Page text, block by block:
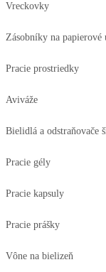
Vreckovky
Zásobníky na papierové
Pracie prostriedky
Aviváže
Bielidlá a odstraňovače
Pracie gély
Pracie kapsuly
Pracie prášky
Vône na bielizeň